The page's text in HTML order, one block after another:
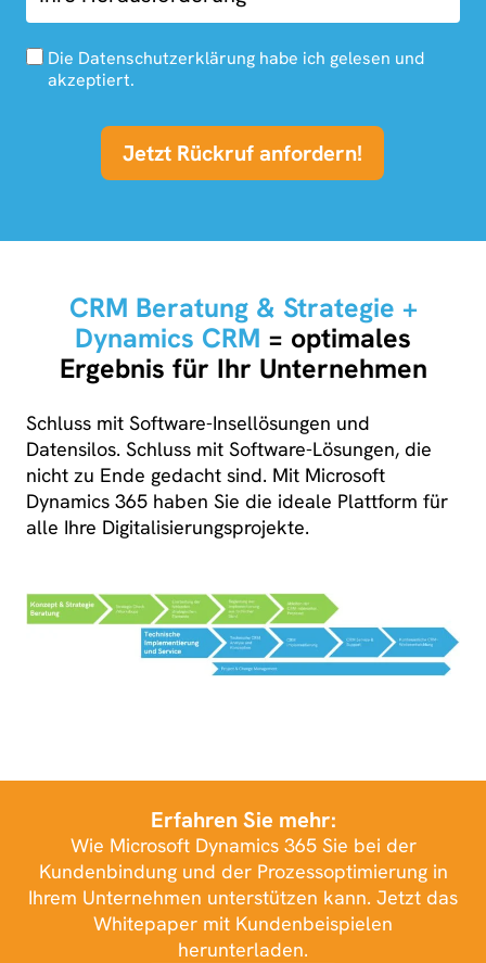
Die Datenschutzerklärung habe ich gelesen und
akzeptiert.
Jetzt Rückruf anfordern!
CRM Beratung & Strategie +
Dynamics CRM = optimales
Ergebnis für Ihr Unternehmen
Schluss mit Software-Insellösungen und
Datensilos. Schluss mit Software-Lösungen, die
nicht zu Ende gedacht sind. Mit Microsoft
Dynamics 365 haben Sie die ideale Plattform für
alle Ihre Digitalisierungsprojekte.
Erfahren Sie mehr:
Wie Microsoft Dynamics 365 Sie bei der
Kundenbindung und der Prozessoptimierung in
Ihrem Unternehmen unterstützen kann. Jetzt das
Whitepaper mit Kundenbeispielen
herunterladen.